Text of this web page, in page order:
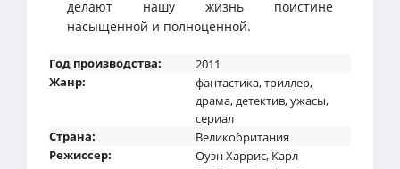
делают нашу жизнь поистине
насыщенной и полноценной.
Год производства:
2011
Жанр:
фантастика,триллер,
драма,детектив,ужасы,
сериал
Страна:
Великобритания
Режиссер:
Оуэн Харрис, Карл